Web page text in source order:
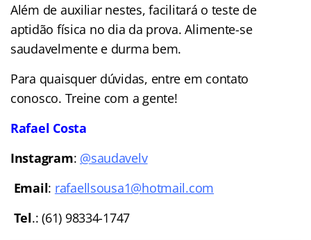
Além de auxiliar nestes, facilitará o teste de
aptidão física no dia da prova. Alimente-se
saudavelmente e durma bem.
Para quaisquer dúvidas, entre em contato
conosco. Treine com a gente!
Rafael Costa
Instagram: @saudavelv
Email: rafaellsousa1@hotmail.com
Tel.: (61) 98334-1747